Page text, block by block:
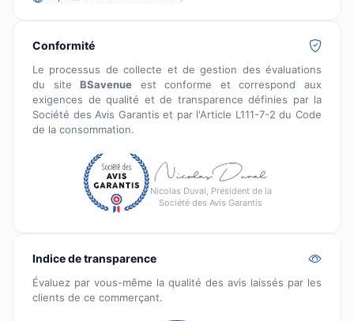
Conformité
Le processus de collecte et de gestion des évaluations
du siteBSavenue est conforme et correspond aux
exigences de qualité et de transparence définies par la
Société des Avis Garantis et par l'Article L111-7-2 du Code
de la consommation.
Nicolas Duval, Président de la
Société des Avis Garantis
Indice de transparence
Évaluez par vous-même la qualité des avis laissés par les
clients de ce commerçant.